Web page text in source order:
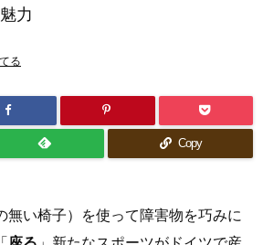
力
る
Copy
無い椅子）を使って障害物を巧みに